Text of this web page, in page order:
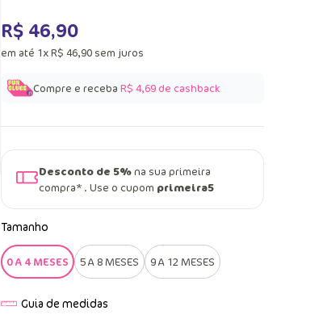
R$ 46,90
em até 1xR$ 46,90 sem juros
Compre e receba R$ 4,69de cashback
Desconto de 5%na sua primeira
compra* . Use o cupom primeira5
Tamanho
0 A 4 MESES 5 A 8 MESES 9 A 12 MESES